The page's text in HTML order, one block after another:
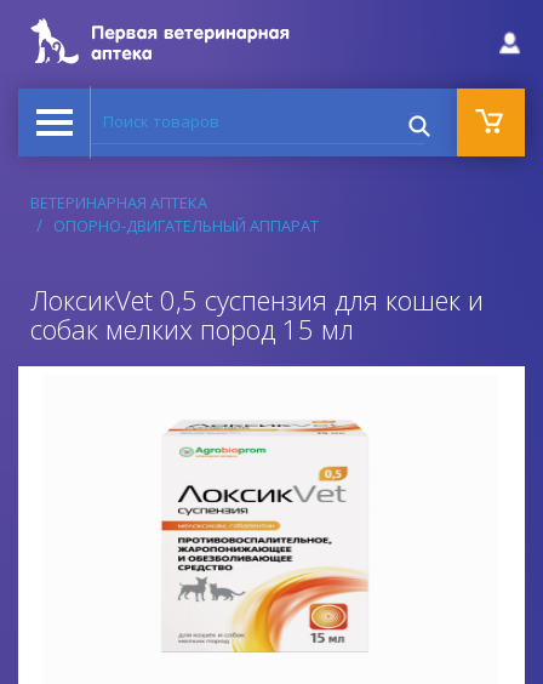
Поиск товаров
ВЕТЕРИНАРНАЯ АПТЕКА
ОПОРНО-ДВИГАТЕЛЬНЫЙ АППАРАТ
ЛоксикVet 0,5 суспензия для кошек и
собак мелких пород 15 мл